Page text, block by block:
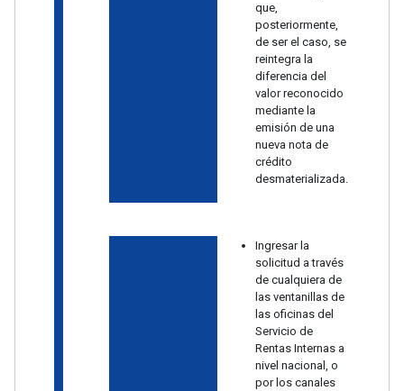
que,
posteriormente,
de ser el caso, se
reintegra la
diferencia del
valor reconocido
mediante la
emisión de una
nueva nota de
crédito
desmaterializada.
Ingresar la
solicitud a través
de cualquiera de
las ventanillas de
las oficinas del
Servicio de
Rentas Internas a
nivel nacional, o
por los canales